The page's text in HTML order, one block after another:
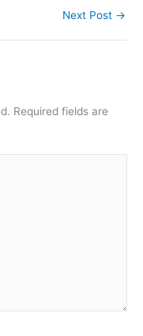
Next Post →
Required fields are